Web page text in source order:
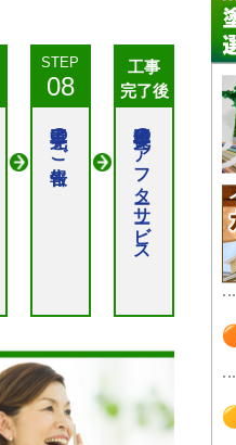
STEP
08
工事完了のご報告
工事
完了後
工事完了後のアフターサービス